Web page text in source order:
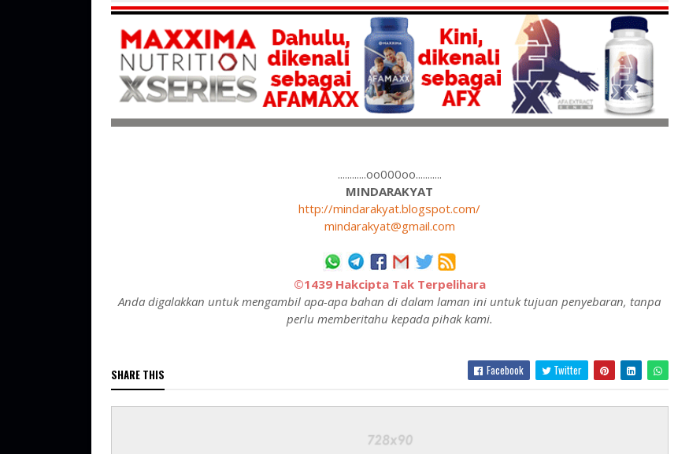
............oo000oo...........
MINDARAKYAT
http://mindarakyat.blogspot.com/
mindarakyat@gmail.com
©1439 Hakcipta Tak Terpelihara
Anda digalakkan untuk mengambil apa-apa bahan di dalam laman ini untuk tujuan penyebaran, tanpa
perlu memberitahu kepada pihak kami.
SHARE THIS Facebook Twitter